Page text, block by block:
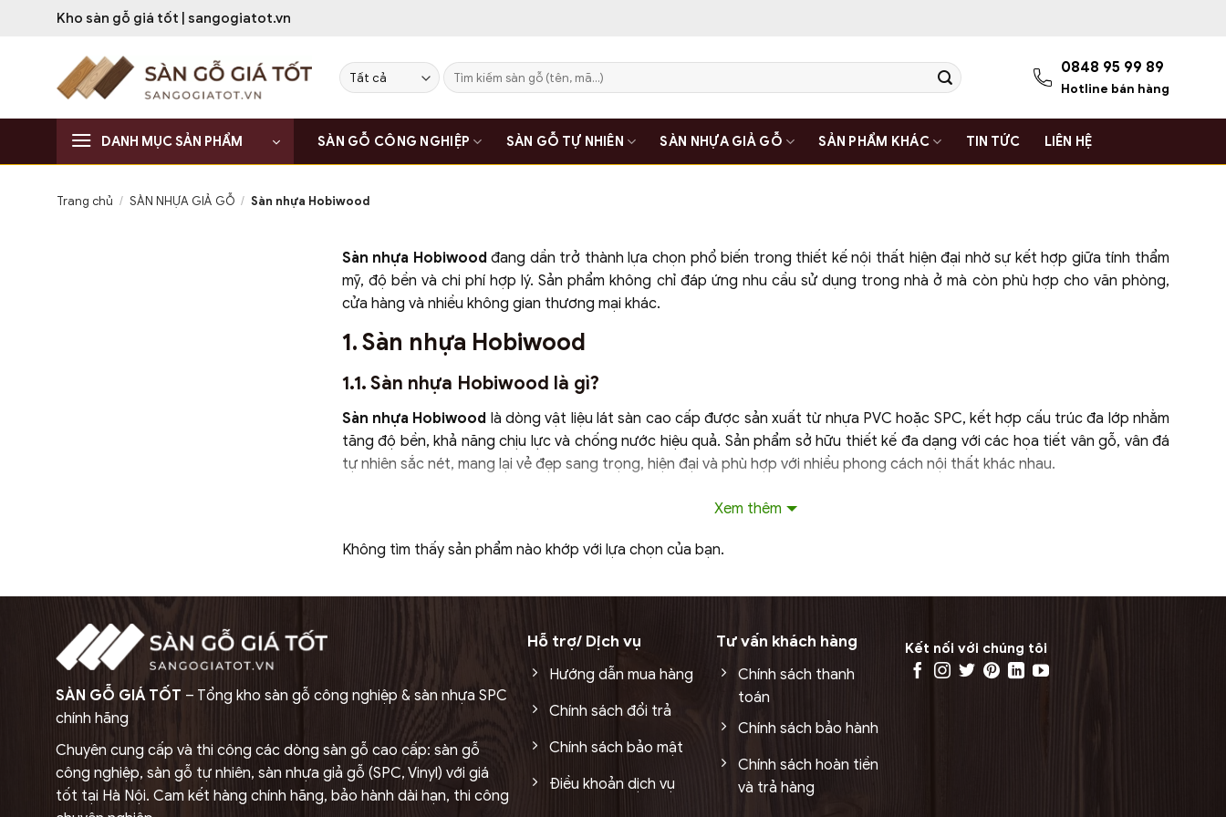
Kho sàn gỗ giá tốt | sangogiatot.vn
Tìm
kiếm:
0848 95 99 89
Hotline bán hàng
DANH MỤC SẢN PHẨM SÀN GỖ CÔNG NGHIỆP SÀN GỖ TỰ NHIÊN SÀN NHỰA GIẢ GỖ SẢN PHẨM KHÁC TIN TỨC LIÊN HỆ
Trang chủ / SÀN NHỰA GIẢ GỖ / Sàn nhựa Hobiwood
Sàn nhựa Hobiwood đang dần trở thành lựa chọn phổ biến trong thiết kế nội thất hiện đại nhờ sự kết hợp giữa tính thẩm
mỹ, độ bền và chi phí hợp lý. Sản phẩm không chỉ đáp ứng nhu cầu sử dụng trong nhà ở mà còn phù hợp cho văn phòng,
cửa hàng và nhiều không gian thương mại khác.
1. Sàn nhựa Hobiwood
1.1. Sàn nhựa Hobiwood là gì?
Sàn nhựa Hobiwood là dòng vật liệu lát sàn cao cấp được sản xuất từ nhựa PVC hoặc SPC, kết hợp cấu trúc đa lớp nhằm
tăng độ bền, khả năng chịu lực và chống nước hiệu quả. Sản phẩm sở hữu thiết kế đa dạng với các họa tiết vân gỗ, vân đá
tự nhiên sắc nét, mang lại vẻ đẹp sang trọng, hiện đại và phù hợp với nhiều phong cách nội thất khác nhau.
Lớp phủ UV: Bảo vệ bề mặt khỏi tia UV, chống trầy xước và chống bám bẩn hiệu quả. Lớp này giúp sàn giữ màu sắc ổn
Lớp film vân: Tạo họa tiết vân gỗ hoặc vân đá sắc nét. Lớp này mang lại giá trị thẩm mỹ cao, giúp không gian trở nên tự
nhiên và sang trọng hơn.
Lớp lõi nhựa (PVC/SPC): Là bộ phận quan trọng nhất quyết định chất lượng sàn. Lớp này giúp sàn có độ cứng cao,
chống nước 100% và hạn chế cong vênh.
Lớp đế: Giúp ổn định toàn bộ tấm sàn khi lắp đặt. Đồng thời chống ẩm ngược từ nền nhà, giảm tiếng ồn và tăng độ êm
khi di chuyển.
Xem thêm
Không tìm thấy sản phẩm nào khớp với lựa chọn của bạn.
SÀN GỖ GIÁ TỐT – Tổng kho sàn gỗ công nghiệp & sàn nhựa SPC
chính hãng
Chuyên cung cấp và thi công các dòng sàn gỗ cao cấp: sàn gỗ
công nghiệp, sàn gỗ tự nhiên, sàn nhựa giả gỗ (SPC, Vinyl) với giá
tốt tại Hà Nội. Cam kết hàng chính hãng, bảo hành dài hạn, thi công
Hỗ trợ/ Dịch vụ
Hướng dẫn mua hàng
Chính sách đổi trả
Chính sách bảo mật
Điều khoản dịch vụ
Tư vấn khách hàng
Chính sách thanh
toán
Chính sách bảo hành
Chính sách hoàn tiền
và trả hàng
Kết nối với chúng tôi